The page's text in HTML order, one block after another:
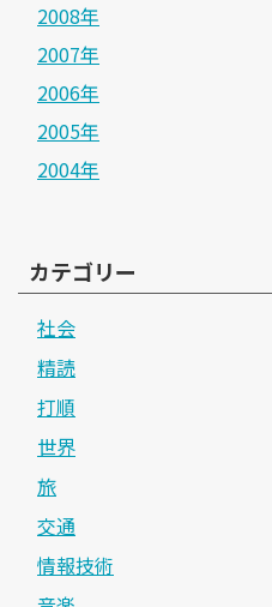
2008年
2007年
2006年
2005年
2004年
カテゴリー
社会
精読
打順
世界
旅
交通
情報技術